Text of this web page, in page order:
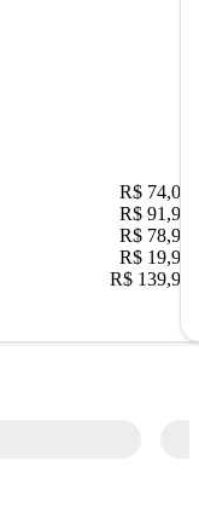
R$ 74,00
R$ 91,90
R$ 78,90
R$ 19,90
R$ 139,90